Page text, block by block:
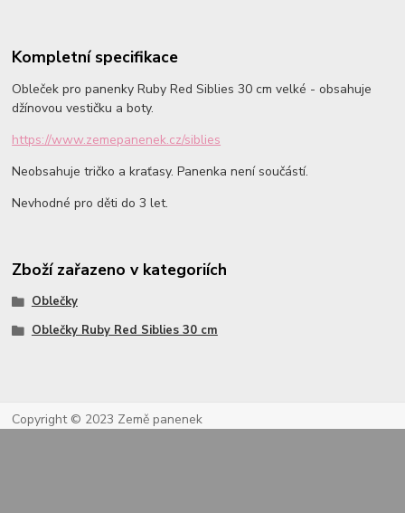
Kompletní specifikace
Obleček pro panenky Ruby Red Siblies 30 cm velké - obsahuje
džínovou vestičku a boty.
https://www.zemepanenek.cz/siblies
Neobsahuje tričko a kraťasy. Panenka není součástí.
Nevhodné pro děti do 3 let.
Zboží zařazeno v kategoriích
Oblečky
Oblečky Ruby Red Siblies 30 cm
Copyright © 2023 Země panenek